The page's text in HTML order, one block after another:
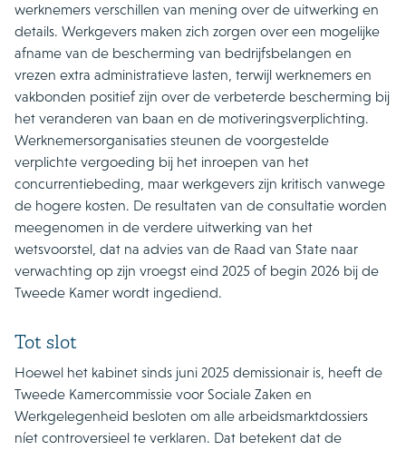
werknemers verschillen van mening over de uitwerking en
details. Werkgevers maken zich zorgen over een mogelijke
afname van de bescherming van bedrijfsbelangen en
vrezen extra administratieve lasten, terwijl werknemers en
vakbonden positief zijn over de verbeterde bescherming bij
het veranderen van baan en de motiveringsverplichting.
Werknemersorganisaties steunen de voorgestelde
verplichte vergoeding bij het inroepen van het
concurrentiebeding, maar werkgevers zijn kritisch vanwege
de hogere kosten. De resultaten van de consultatie worden
meegenomen in de verdere uitwerking van het
wetsvoorstel, dat na advies van de Raad van State naar
verwachting op zijn vroegst eind 2025 of begin 2026 bij de
Tweede Kamer wordt ingediend.
Tot slot
Hoewel het kabinet sinds juni 2025 demissionair is, heeft de
Tweede Kamercommissie voor Sociale Zaken en
Werkgelegenheid besloten om alle arbeidsmarktdossiers
níet controversieel te verklaren. Dat betekent dat de